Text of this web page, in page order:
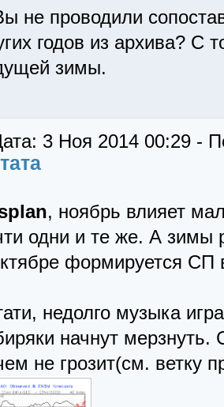
не проводили
годов из архива? С
зимы.
3 Ноя 2014 00:29 -
, ноябрь влияет
одни и те же. А зимы
формируется СП
недолго музыка
начнут
не грозит(см. ветку